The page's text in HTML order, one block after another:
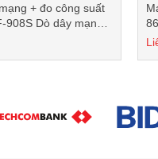
+ đo công suất
908S Dò dây mạng ,